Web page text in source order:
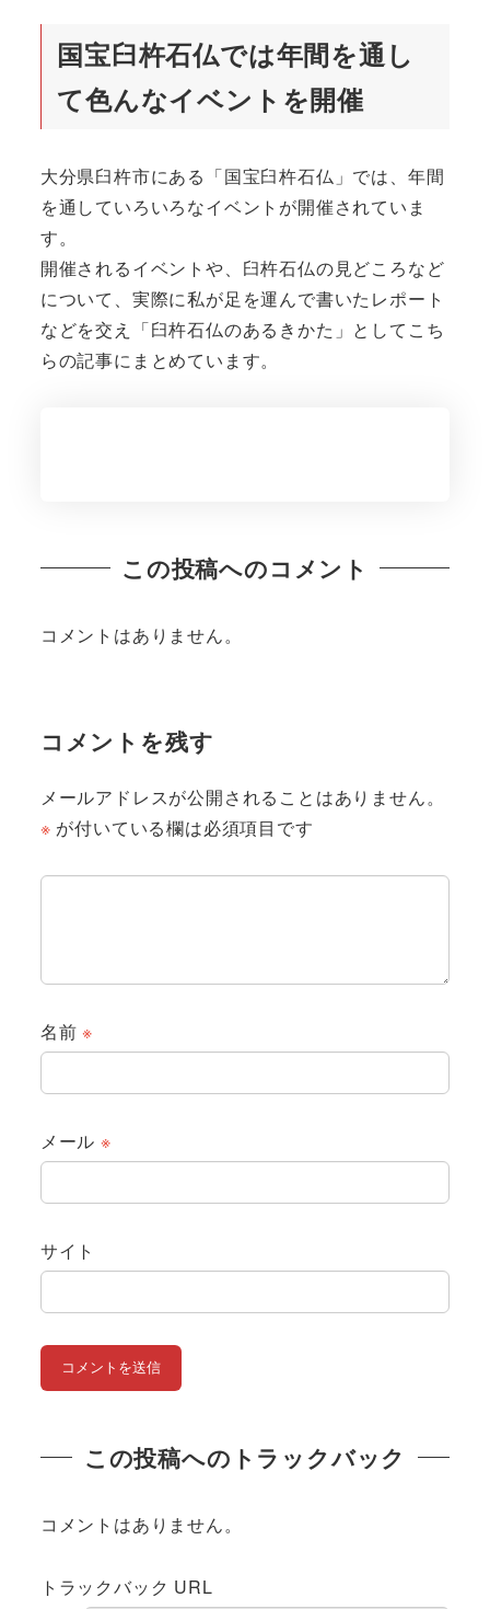
国宝臼杵石仏では年間を通し
て色んなイベントを開催
大分県臼杵市にある「国宝臼杵石仏」では、年間
を通していろいろなイベントが開催されていま
す。
開催されるイベントや、臼杵石仏の見どころなど
について、実際に私が足を運んで書いたレポート
などを交え「臼杵石仏のあるきかた」としてこち
らの記事にまとめています。
この投稿へのコメント
コメントはありません。
コメントを残す
メールアドレスが公開されることはありません。
※ が付いている欄は必須項目です
名前※
メール ※
サイト
この投稿へのトラックバック
コメントはありません。
トラックバック URL